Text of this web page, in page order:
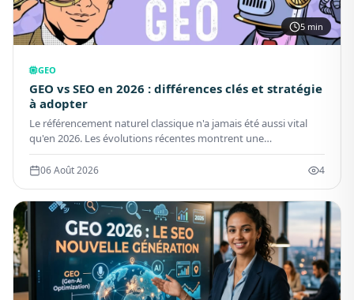
5 min
GEO
GEO vs SEO en 2026 : différences clés et stratégie
à adopter
Le référencement naturel classique n'a jamais été aussi vital
qu'en 2026. Les évolutions récentes montrent une
transformation profonde plutôt qu'un déclin. Google AI
Overviews modifie la présentation des résultats mais ne
organique.
06 Août 2026 4